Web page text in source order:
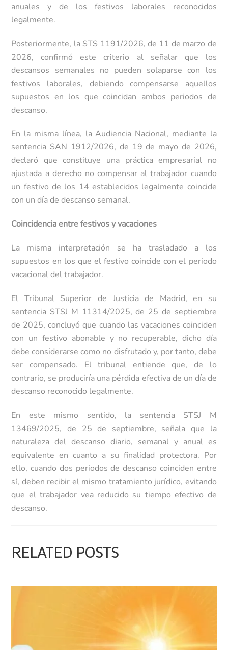
anuales y de los festivos laborales reconocidos
legalmente.
Posteriormente, la STS 1191/2026, de 11 de marzo de
2026, confirmó este criterio al señalar que los
descansos semanales no pueden solaparse con los
festivos laborales, debiendo compensarse aquellos
supuestos en los que coincidan ambos periodos de
descanso.
En la misma línea, la Audiencia Nacional, mediante la
sentencia SAN 1912/2026, de 19 de mayo de 2026,
declaró que constituye una práctica empresarial no
ajustada a derecho no compensar al trabajador cuando
un festivo de los 14 establecidos legalmente coincide
con un día de descanso semanal.
Coincidencia entre festivos y vacaciones
La misma interpretación se ha trasladado a los
supuestos en los que el festivo coincide con el periodo
vacacional del trabajador.
El Tribunal Superior de Justicia de Madrid, en su
sentencia STSJ M 11314/2025, de 25 de septiembre
de 2025, concluyó que cuando las vacaciones coinciden
con un festivo abonable y no recuperable, dicho día
debe considerarse como no disfrutado y, por tanto, debe
ser compensado. El tribunal entiende que, de lo
contrario, se produciría una pérdida efectiva de un día de
descanso reconocido legalmente.
En este mismo sentido, la sentencia STSJ M
13469/2025, de 25 de septiembre, señala que la
naturaleza del descanso diario, semanal y anual es
equivalente en cuanto a su finalidad protectora. Por
ello, cuando dos periodos de descanso coinciden entre
sí, deben recibir el mismo tratamiento jurídico, evitando
que el trabajador vea reducido su tiempo efectivo de
descanso.
RELATED POSTS